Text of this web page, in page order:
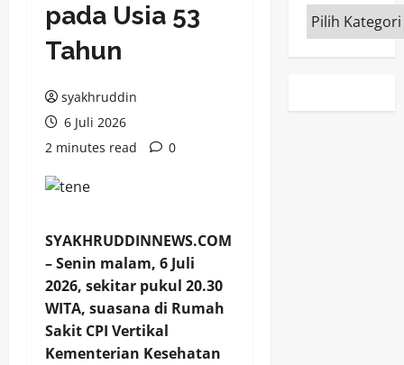
pada Usia 53
Tahun
syakhruddin
6 Juli 2026
2 minutes read
0
SYAKHRUDDINNEWS.COM
– Senin malam, 6 Juli
2026, sekitar pukul 20.30
WITA, suasana di Rumah
Sakit CPI Vertikal
Kementerian Kesehatan
Kategori